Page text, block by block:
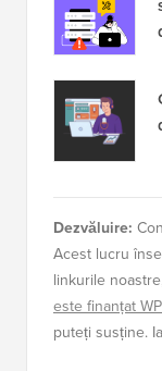
Dezvăluire:
Acest lucru
linkurile
este finanțat
puteți susține.